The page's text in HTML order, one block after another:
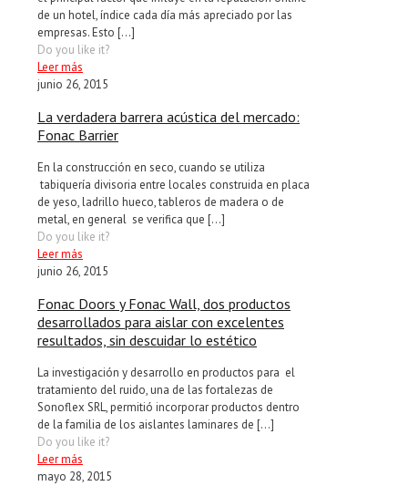
de un hotel, índice cada día más apreciado por las
empresas. Esto […]
Do you like it?
Leer más
junio 26, 2015
La verdadera barrera acústica del mercado:
Fonac Barrier
En la construcción en seco, cuando se utiliza
tabiquería divisoria entre locales construida en placa
de yeso, ladrillo hueco, tableros de madera o de
metal, en general se verifica que […]
Do you like it?
Leer más
junio 26, 2015
Fonac Doors y Fonac Wall, dos productos
desarrollados para aislar con excelentes
resultados, sin descuidar lo estético
La investigación y desarrollo en productos para el
tratamiento del ruido, una de las fortalezas de
Sonoflex SRL, permitió incorporar productos dentro
de la familia de los aislantes laminares de […]
Do you like it?
Leer más
mayo 28, 2015